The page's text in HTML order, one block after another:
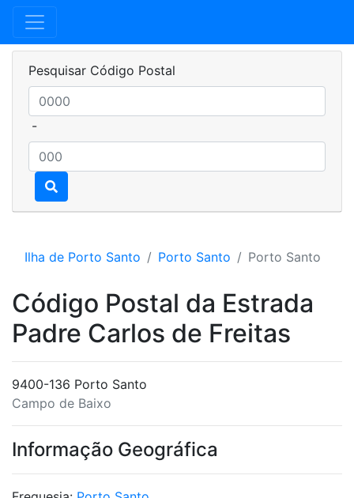
Pesquisar Código Postal
-
Ilha de Porto Santo Porto Santo Porto Santo
Código Postal da Estrada
Padre Carlos de Freitas
9400-136 Porto Santo
Campo de Baixo
Informação Geográfica